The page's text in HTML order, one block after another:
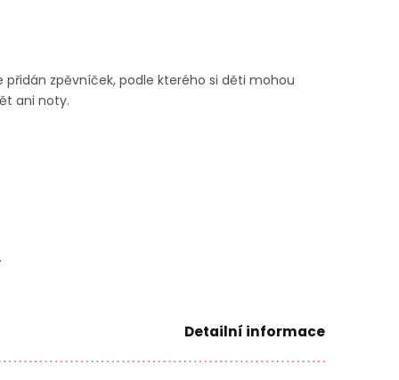
přidán zpěvníček, podle kterého si děti mohou
ani noty.
Detailní informace